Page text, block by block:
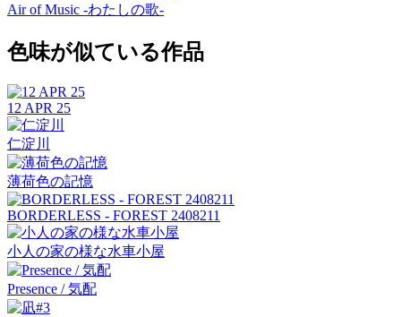
Air of Music -わたしの歌-
色味が似ている作品
12 APR 25
仁淀川
薄荷色の記憶
BORDERLESS - FOREST 2408211
小人の家の様な水車小屋
Presence / 気配